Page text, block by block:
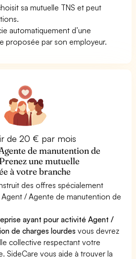
sa mutuelle TNS et peut
automatiquement d’une
proposée par son employeur.
de 20 € par mois
de manutention de
une mutuelle
à votre branche
des offres spécialement
/ Agente de manutention de
ayant pour activité Agent /
de charges lourdes vous devrez
collective respectant votre
SideCare vous aide à trouver la